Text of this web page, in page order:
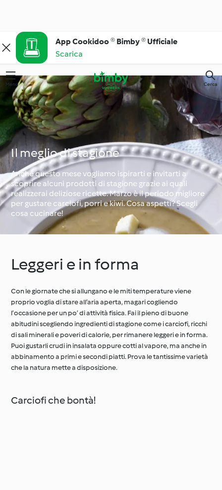
App Cookidoo ® Bimby ® Ufficiale
Scarica
Menu Cerca
Il meglio di stagione
Anche questo mese vogliamo ispirarti e invitarti a
scoprire alcuni prodotti di stagione grazie ai quali
realizzerai deliziose ricette. Marzo è il periodo migliore
per gustare carciofi, porri e kiwi. Cosa aspetti? Scegli
cosa cucinare!
Leggeri e in forma
Con le giornate che si allungano e le miti temperature viene
proprio voglia di stare all’aria aperta, magari cogliendo
l’occasione per un po’ di attività fisica. Fai il pieno di buone
abitudini scegliendo ingredienti di stagione come i carciofi, ricchi
di sali minerali e poveri di calorie, per rimanere leggeri e in forma.
Puoi gustarli crudi in insalata oppure cotti al vapore, ma anche in
abbinamento a primi e secondi piatti. Prova le tantissime varietà
che la natura mette a disposizione.
Carciofi che bontà!